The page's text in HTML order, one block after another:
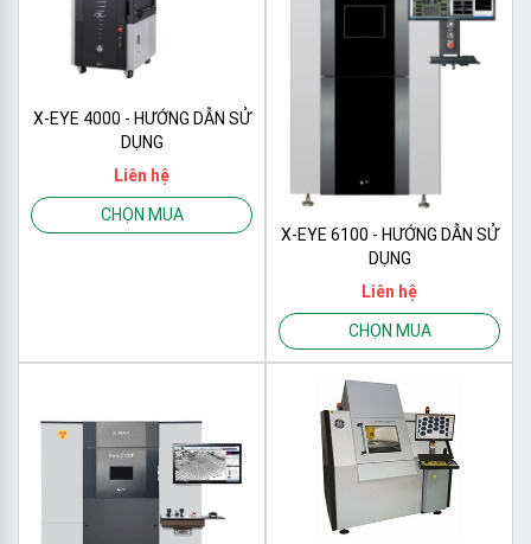
X-EYE 4000 - HƯỚNG DẪN SỬ
DỤNG
Liên hệ
CHỌN MUA
X-EYE 6100 - HƯỚNG DẪN SỬ
DỤNG
Liên hệ
CHỌN MUA